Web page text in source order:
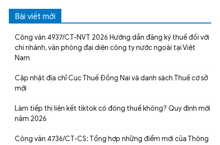
Bài viết mới
Công văn 4937/CT-NVT 2026 Hướng dẫn đăng ký thuế đối với
chi nhánh, văn phòng đại diện công ty nước ngoài tại Việt
Nam
Cập nhật địa chỉ Cục Thuế Đồng Nai và danh sách Thuế cơ sở
mới
Làm tiếp thị liên kết tiktok có đóng thuế không? Quy định mới
năm 2026
Công văn 4736/CT-CS: Tổng hợp những điểm mới của Thông